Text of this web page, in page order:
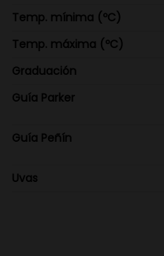
Temp. mínima (ºC)
Temp. máxima (ºC)
Graduación
Guía Parker
Guía Peñín
Uvas